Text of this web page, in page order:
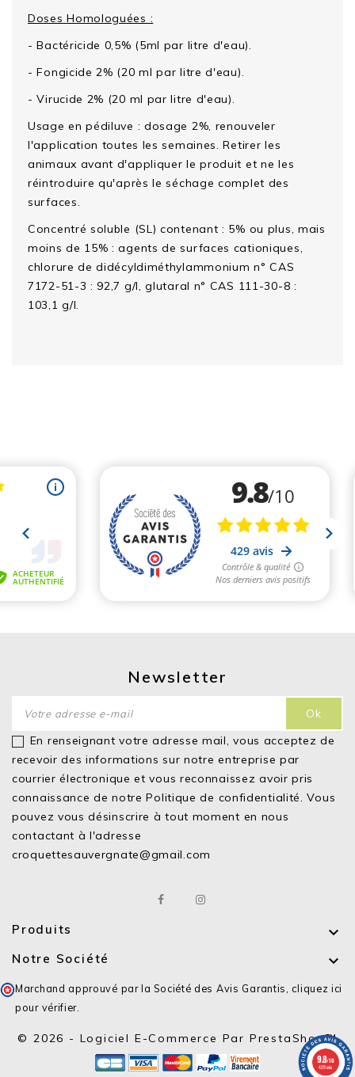
Doses Homologuées :
- Bactéricide 0,5% (5ml par litre d'eau).
- Fongicide 2% (20 ml par litre d'eau).
- Virucide 2% (20 ml par litre d'eau).
Usage en pédiluve : dosage 2%, renouveler
l'application toutes les semaines. Retirer les
animaux avant d'appliquer le produit et ne les
réintroduire qu'après le séchage complet des
surfaces.
Concentré soluble (SL) contenant : 5% ou plus, mais
moins de 15% : agents de surfaces cationiques,
chlorure de didécyldiméthylammonium n° CAS
7172-51-3 : 92,7 g/l, glutaral n° CAS 111-30-8 :
103,1 g/l.
Newsletter
En renseignant votre adresse mail, vous acceptez de
recevoir des informations sur notre entreprise par
courrier électronique et vous reconnaissez avoir pris
connaissance de notrePolitique de confidentialité. Vous
pouvez vous désinscrire à tout moment en nous
contactant à l'adresse
croquettesauvergnate@gmail.com
Produits 
Notre Société 
Marchand approuvé par la Société des Avis Garantis, cliquez ici
pour vérifier.
© 2026 - Logiciel E-Commerce Par PrestaShop™
9.8/10
429 avis